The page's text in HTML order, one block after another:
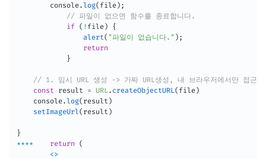
		console
.log( file ) ;
// 파일이 없으면 함수를 종료합니다.
if ( ! file )
{
alert( "파일이 없습니다." ) ;
return
}
// 1. 임시 URL 생성 -> 가짜 URL생성, 내 브라우저에서만 접근
const result = URL. createObjectURL( file )
	console
.log( result )
setImageUrl( result )
}
**** return
(
<>